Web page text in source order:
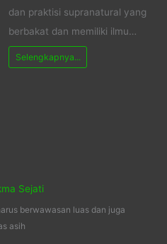
dan praktisi supranatural yang
berbakat dan memiliki ilmu…
Selengkapnya...
Sejati
berwawasan luas dan juga
asih